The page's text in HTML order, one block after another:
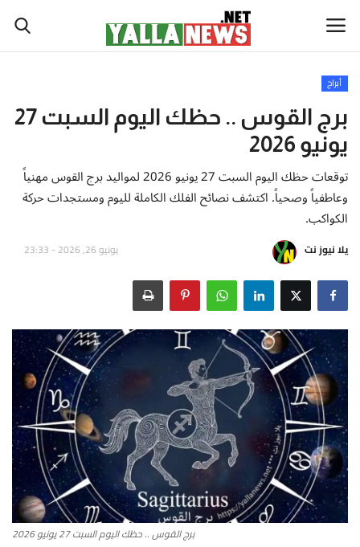
أخبار العالم
أخبار الوطن العربي
سياسة واقتصاد
رياضة
تكنولوجيا وعلوم
صحة ولياقة
أطباق من المطابخ العربية
سياحة وسفر
منوعات عامة
جاليري الفن التشكيلي
أبراج
برج القوس .. حظك اليوم السبت 27
يونيو 2026
توقعات حظك اليوم السبت 27 يونيو 2026 لمواليد برج القوس مهنياً
وعاطفياً وصحياً. اكتشف نصائح الفلك الكاملة لليوم ومستجدات حركة
الكواكب.
يلا نيوز نت يونيو 26, 2026 - 23:33
برج القوس .. حظك اليوم السبت 27 يونيو 2026